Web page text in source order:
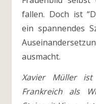
fallen. Doch ist
ein spannendes
ausmacht.
Xavier Müller
Frankreich als